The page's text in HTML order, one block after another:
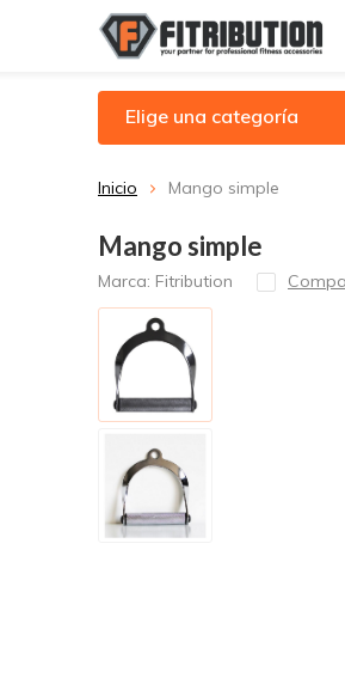
Elige una categoría
Inicio Mango simple
Mango simple
Marca: Fitribution